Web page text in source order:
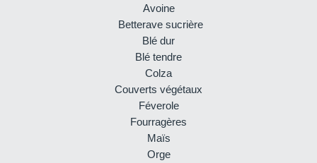
Avoine
Betterave sucrière
Blé dur
Blé tendre
Colza
Couverts végétaux
Féverole
Fourragères
Maïs
Orge